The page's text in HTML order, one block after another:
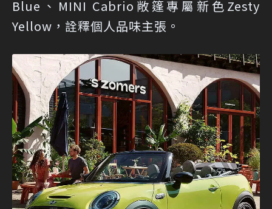
Blue、MINI Cabrio敞篷專屬新色Zesty
Yellow，詮釋個人品味主張。